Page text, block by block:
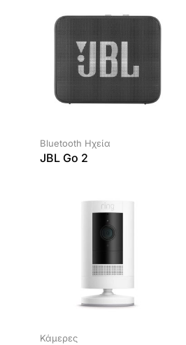
Bluetooth Ηχεία
JBL Go 2
Κάμερες